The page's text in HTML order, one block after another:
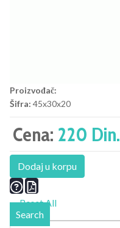
Proizvođač:
Šifra: 45x30x20
Cena: 220 Din.
Dodaj u korpu
Reset All
Search